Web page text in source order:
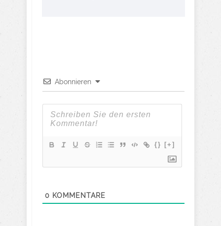
Abonnieren
{} [+]
0 KOMMENTARE